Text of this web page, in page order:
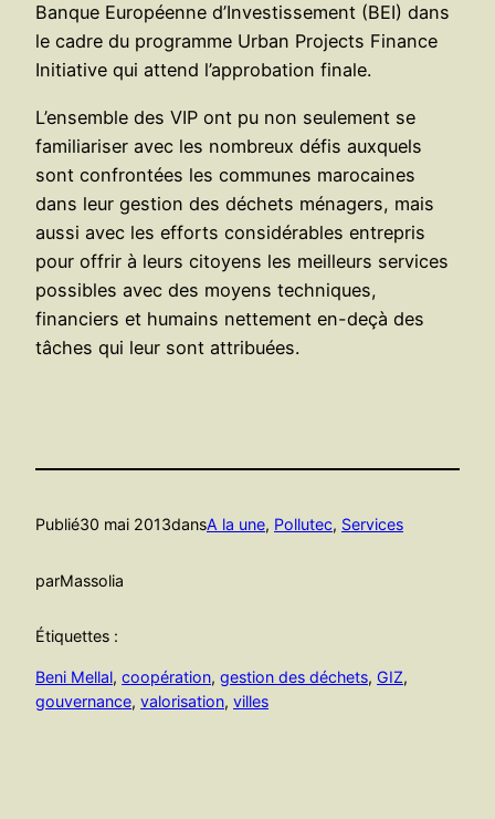
Banque Européenne d’Investissement (BEI) dans
le cadre du programme Urban Projects Finance
Initiative qui attend l’approbation finale.
L’ensemble des VIP ont pu non seulement se
familiariser avec les nombreux défis auxquels
sont confrontées les communes marocaines
dans leur gestion des déchets ménagers, mais
aussi avec les efforts considérables entrepris
pour offrir à leurs citoyens les meilleurs services
possibles avec des moyens techniques,
financiers et humains nettement en-deçà des
tâches qui leur sont attribuées.
Publié30 mai 2013dansA la une, Pollutec, Services
parMassolia
Étiquettes :
Beni Mellal, coopération, gestion des déchets, GIZ
gouvernance, valorisation, villes